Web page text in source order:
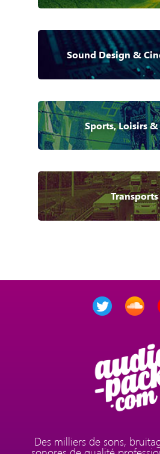
Sound Design &
Sports, Loisirs &
Transports
Des milliers de sons,